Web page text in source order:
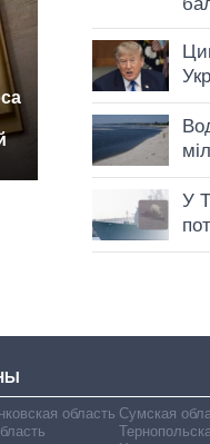
область Сумская